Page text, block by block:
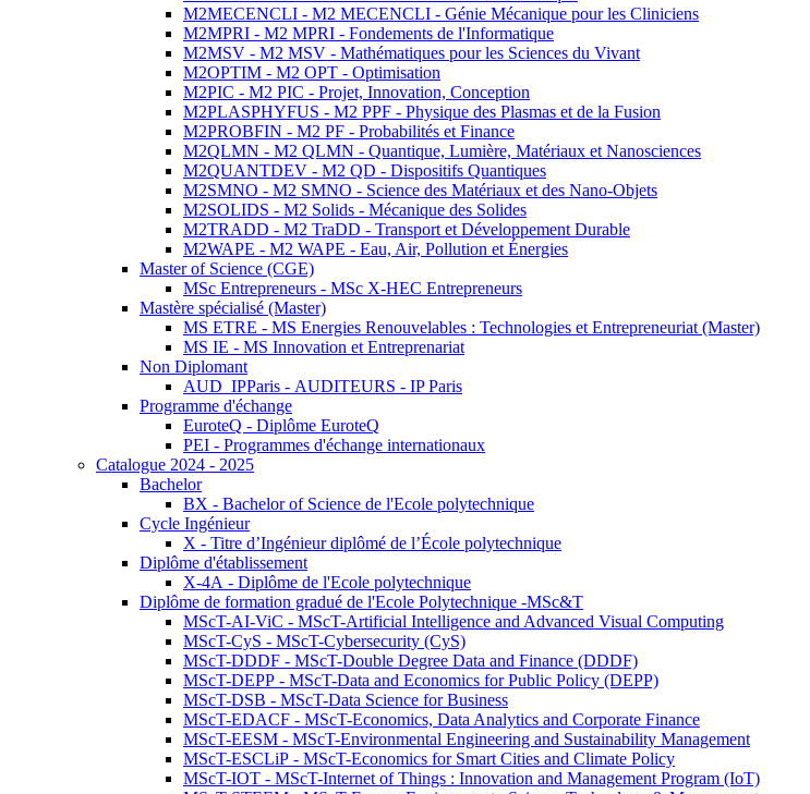
M2MECENCLI - M2 MECENCLI - Génie Mécanique pour les Cliniciens
M2MPRI - M2 MPRI - Fondements de l'Informatique
M2MSV - M2 MSV - Mathématiques pour les Sciences du Vivant
M2OPTIM - M2 OPT - Optimisation
M2PIC - M2 PIC - Projet, Innovation, Conception
M2PLASPHYFUS - M2 PPF - Physique des Plasmas et de la Fusion
M2PROBFIN - M2 PF - Probabilités et Finance
M2QLMN - M2 QLMN - Quantique, Lumière, Matériaux et Nanosciences
M2QUANTDEV - M2 QD - Dispositifs Quantiques
M2SMNO - M2 SMNO - Science des Matériaux et des Nano-Objets
M2SOLIDS - M2 Solids - Mécanique des Solides
M2TRADD - M2 TraDD - Transport et Développement Durable
M2WAPE - M2 WAPE - Eau, Air, Pollution et Énergies
Master of Science (CGE)
MSc Entrepreneurs - MSc X-HEC Entrepreneurs
Mastère spécialisé (Master)
MS ETRE - MS Energies Renouvelables : Technologies et Entrepreneuriat (Master)
MS IE - MS Innovation et Entreprenariat
Non Diplomant
AUD_IPParis - AUDITEURS - IP Paris
Programme d'échange
EuroteQ - Diplôme EuroteQ
PEI - Programmes d'échange internationaux
Catalogue 2024 - 2025
Bachelor
BX - Bachelor of Science de l'Ecole polytechnique
Cycle Ingénieur
X - Titre d’Ingénieur diplômé de l’École polytechnique
Diplôme d'établissement
X-4A - Diplôme de l'Ecole polytechnique
Diplôme de formation gradué de l'Ecole Polytechnique -MSc&T
MScT-AI-ViC - MScT-Artificial Intelligence and Advanced Visual Computing
MScT-CyS - MScT-Cybersecurity (CyS)
MScT-DDDF - MScT-Double Degree Data and Finance (DDDF)
MScT-DEPP - MScT-Data and Economics for Public Policy (DEPP)
MScT-DSB - MScT-Data Science for Business
MScT-EDACF - MScT-Economics, Data Analytics and Corporate Finance
MScT-EESM - MScT-Environmental Engineering and Sustainability Management
MScT-ESCLiP - MScT-Economics for Smart Cities and Climate Policy
MScT-IOT - MScT-Internet of Things : Innovation and Management Program (IoT)